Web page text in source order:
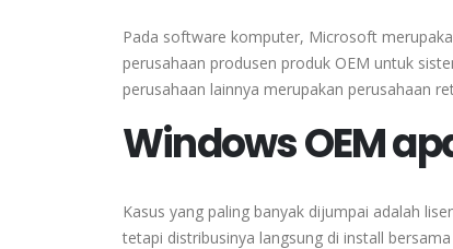
Pada software komputer, Microsoft
perusahaan produsen produk OEM untuk
perusahaan lainnya merupakan perusahaan
Windows OEM
Kasus yang paling banyak dijumpai adalah
tetapi distribusinya langsung di install